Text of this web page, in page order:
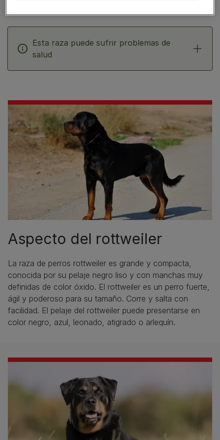
Esta raza puede sufrir problemas de
salud
Aspecto del rottweiler
La raza de perros rottweiler es grande y compacta,
conocida por su pelaje negro liso y con manchas muy
definidas de color óxido. El rottweiler es un perro fuerte,
ágil y poderoso para su tamaño. Corre y salta con
facilidad. El pelaje del rottweiler puede presentarse en
color negro, azul, leonado, atigrado o arlequín.